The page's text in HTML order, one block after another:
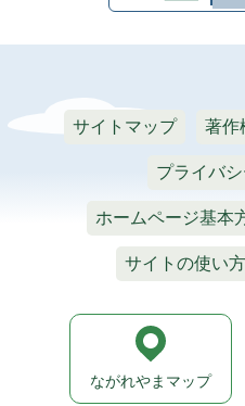
サイトマップ 著作
プライバ
ホームページ基本
サイトの使い方
ながれやまマップ